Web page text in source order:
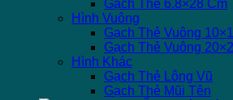
Gạch Thẻ 6.8×28 Cm
Hình Vuông
Gạch Thẻ Vuông
Gạch Thẻ Vuông
Hình Khác
Gạch Thẻ Lông Vũ
Gạch Thẻ Mũi Tên